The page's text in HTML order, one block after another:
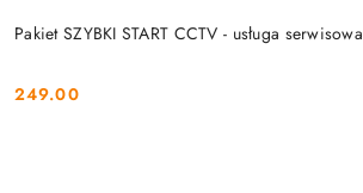
Pakiet SZYBKI START CCTV - usługa serwisowa
Cena:
249.00